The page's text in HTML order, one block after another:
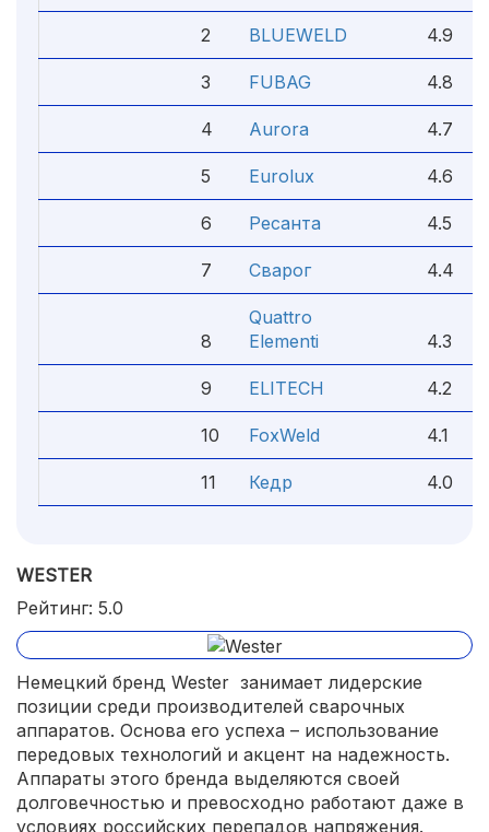
2 BLUEWELD 4.9
3 FUBAG 4.8
4 Aurora 4.7
5 Eurolux 4.6
6 Ресанта 4.5
7 Сварог 4.4
8
Quattro
Elementi
4.3
9 ELITECH 4.2
10 FoxWeld 4.1
11 Кедр 4.0
WESTER
Рейтинг: 5.0
Немецкий бренд Wester занимает лидерские
позиции среди производителей сварочных
аппаратов. Основа его успеха – использование
передовых технологий и акцент на надежность.
Аппараты этого бренда выделяются своей
долговечностью и превосходно работают даже в
условиях российских перепадов напряжения.